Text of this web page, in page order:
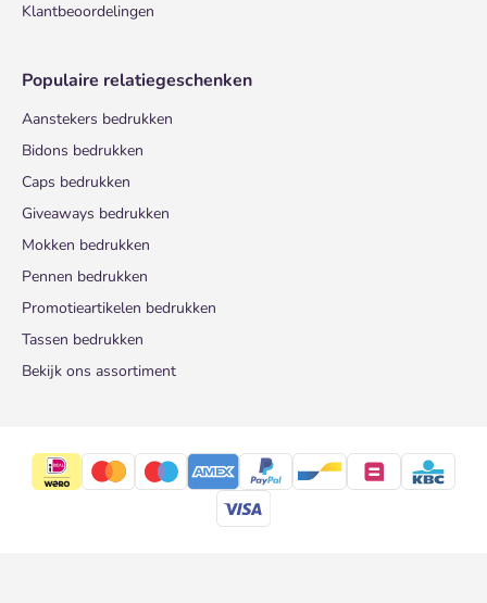
Klantbeoordelingen
Populaire relatiegeschenken
Aanstekers bedrukken
Bidons bedrukken
Caps bedrukken
Giveaways bedrukken
Mokken bedrukken
Pennen bedrukken
Promotieartikelen bedrukken
Tassen bedrukken
Bekijk ons assortiment